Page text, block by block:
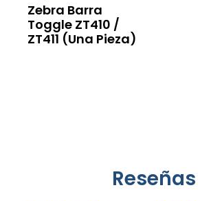
Zebra Barra
Toggle ZT410 /
ZT411 (una Pieza)
Reseñas